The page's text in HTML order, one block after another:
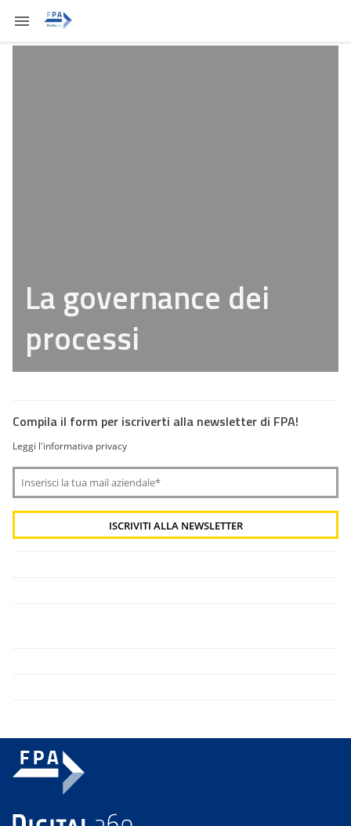
La governance dei
processi
Compila il form per iscriverti alla newsletter di FPA!
Leggi l'informativa privacy